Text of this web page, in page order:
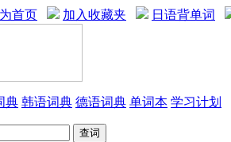
首页 加入收藏夹 日语背单词
典 韩语词典 德语词典 单词本 学习计划